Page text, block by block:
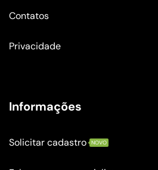
Contatos
Privacidade
Informações
Solicitar cadastro NOVO